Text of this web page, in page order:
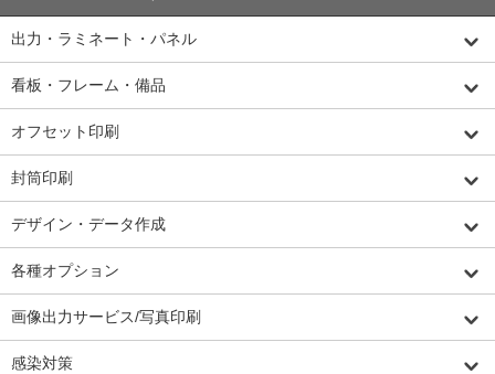
出力・ラミネート・パネル
看板・フレーム・備品
オフセット印刷
封筒印刷
デザイン・データ作成
各種オプション
画像出力サービス/写真印刷
感染対策